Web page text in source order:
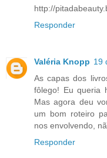
http://
Responder
Valéria Knopp 19
As capas dos
fôlego! Eu queria
Mas agora deu
um bom roteiro
nos envolvendo,
Responder